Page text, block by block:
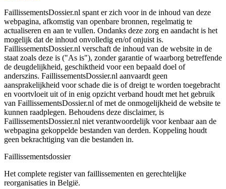
FaillissementsDossier.nl spant er zich voor in de inhoud van deze
webpagina, afkomstig van openbare bronnen, regelmatig te
actualiseren en aan te vullen. Ondanks deze zorg en aandacht is het
mogelijk dat de inhoud onvolledig en/of onjuist is.
FaillissementsDossier.nl verschaft de inhoud van de website in de
staat zoals deze is ("As is"), zonder garantie of waarborg betreffende
de deugdelijkheid, geschiktheid voor een bepaald doel of
anderszins. FaillissementsDossier.nl aanvaardt geen
aansprakelijkheid voor schade die is of dreigt te worden toegebracht
en voortvloeit uit of in enig opzicht verband houdt met het gebruik
van FaillissementsDossier.nl of met de onmogelijkheid de website te
kunnen raadplegen. Behoudens deze disclaimer, is
FaillissementsDossier.nl niet verantwoordelijk voor kenbaar aan de
webpagina gekoppelde bestanden van derden. Koppeling houdt
geen bekrachtiging van die bestanden in.
Faillissementsdossier
Het complete register van faillissementen en gerechtelijke
reorganisaties in België.